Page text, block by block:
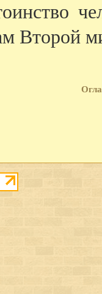
Второй